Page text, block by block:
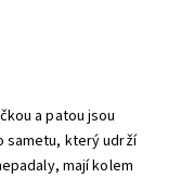
a patou jsou
sametu, který udrží
mají kolem